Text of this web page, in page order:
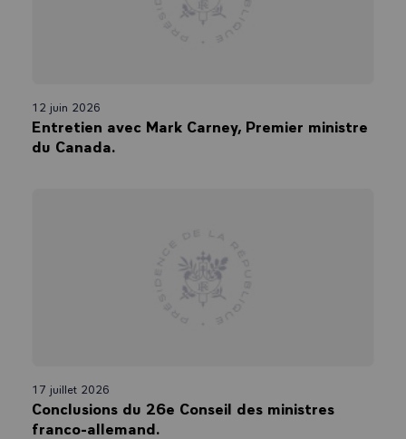
12 juin 2026
Entretien avec Mark Carney, Premier ministre
du Canada.
17 juillet 2026
Conclusions du 26e Conseil des ministres
franco-allemand.